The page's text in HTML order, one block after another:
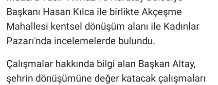
Başkanı Hasan Kılca ile birlikte Akçeşme
Mahallesi kentsel dönüşüm alanı ile Kadınlar
Pazarı'nda incelemelerde bulundu.
Çalışmalar hakkında bilgi alan Başkan Altay,
şehrin dönüşümüne değer katacak çalışmaları